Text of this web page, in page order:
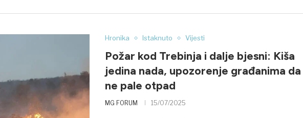
Hronika Istaknuto Vijesti
Požar kod Trebinja i dalje bjesni: Kiša
jedina nada, upozorenje građanima da
ne pale otpad
MG FORUM 15/07/2025